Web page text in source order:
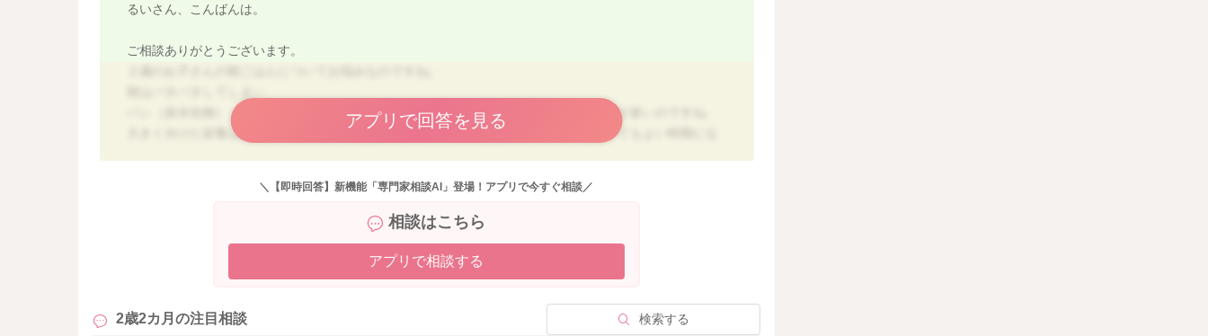
るいさん、こんばんは。
ご相談ありがとうございます。
パン（炭水化物）、トマト（野菜）、バナナ（果物）、牛乳（タンパク質）であることが多いのですね。
大きく分けた栄養は揃っていますね。牛乳は食事のタンパク質とは別に考えていただいてもよい時期にな
パンに卵やハム、ツナをサンド
野菜やタンパク質のたくさん入った具だくさんのスープストックを準備されていたりすると、温めるだけ
牛乳をいやがってしまう様子もあるとのこと
少し温めて出してみたりもよいかと思います。
アプリで回答を見る
＼【即時回答】新機能「専門家相談AI」登場！アプリで今すぐ相談／
相談はこちら
アプリで相談する
2歳2カ月の注目相談 検索する